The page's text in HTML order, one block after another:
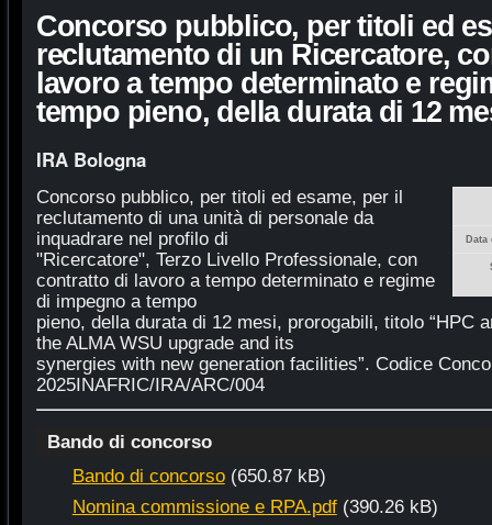
Concorso pubblico, per titoli ed
reclutamento di un Ricercatore,
lavoro a tempo determinato e
tempo pieno, della durata di 12
IRA Bologna
Concorso pubblico, per titoli ed esame, per il
reclutamento di una unità di personale da
inquadrare nel profilo di
"Ricercatore", Terzo Livello Professionale, con
contratto di lavoro a tempo determinato e regime
di impegno a tempo
pieno, della durata di 12 mesi, prorogabili, titolo “HPC
the ALMA WSU upgrade and its
synergies with new generation facilities”. Codice
2025INAFRIC/IRA/ARC/004
Bando di concorso
Bando di concorso (650.87 kB)
Nomina commissione e RPA.pdf (390.26 kB)